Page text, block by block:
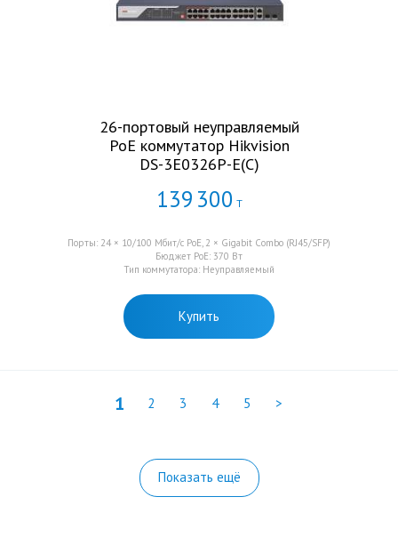
26-портовый неуправляемый
PoE коммутатор Hikvision
DS-3E0326P-E(C)
139 300 Т
Порты: 24 × 10/100 Мбит/с PoE, 2 × Gigabit Combo (RJ45/SFP)
Бюджет PoE: 370 Вт
Тип коммутатора: Неуправляемый
Купить
1 2 3 4 5 >
Показать ещё